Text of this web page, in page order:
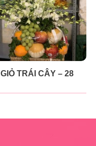
GIỎ TRÁI CÂY – 28